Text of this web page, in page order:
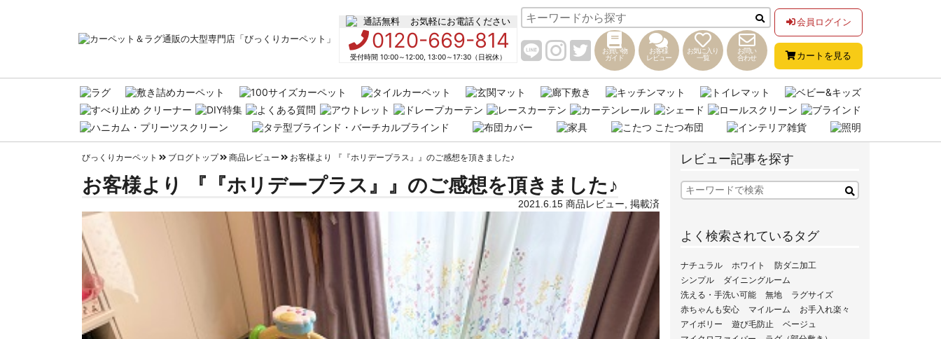
お気軽にお電話ください
0120-669-814
受付時間 10:00～12:00, 13:00～17:30（日祝休）
お買い物
ガイド
お客様
レビュー
お気に入り
一覧
お問い
合わせ
会員ログイン
カートを見る
びっくりカーペット ブログトップ 商品レビュー お客様より 『『ホリデープラス』』のご感想を頂きました♪
お客様より 『『ホリデープラス』』のご感想を頂きました♪
2021.6.15 商品レビュー 掲載済
レビュー記事を探す
よく検索されているタグ
ナチュラル ホワイト
防ダニ加工
シンプル
ダイニングルーム
洗える・手洗い可能
無地
ラグサイズ
赤ちゃんも安心
マイルーム
お手入れ楽々
アイボリー
遊び毛防止
ベージュ